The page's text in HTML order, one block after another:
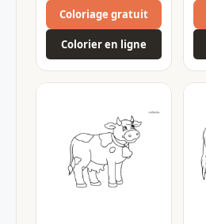
Coloriage gratuit
Colorier en ligne